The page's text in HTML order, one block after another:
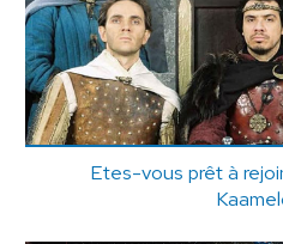
Etes-vous prêt à